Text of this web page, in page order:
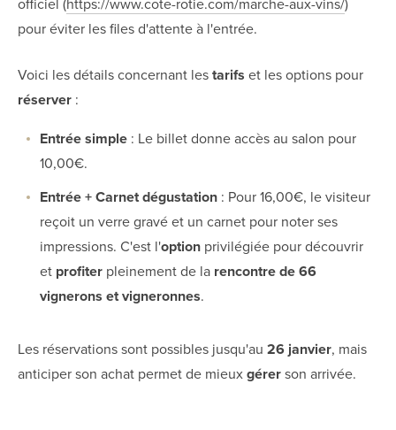
officiel (https://www.cote-rotie.com/marche-aux-vins/)
pour éviter les files d'attente à l'entrée.
Voici les détails concernant les tarifs et les options pour
réserver :
Entrée simple : Le billet donne accès au salon pour
10,00€.
Entrée + Carnet dégustation : Pour 16,00€, le visiteur
reçoit un verre gravé et un carnet pour noter ses
impressions. C'est l'option privilégiée pour découvrir
et profiter pleinement de la rencontre de 66
vignerons et vigneronnes.
Les réservations sont possibles jusqu'au 26 janvier, mais
anticiper son achat permet de mieux gérer son arrivée.